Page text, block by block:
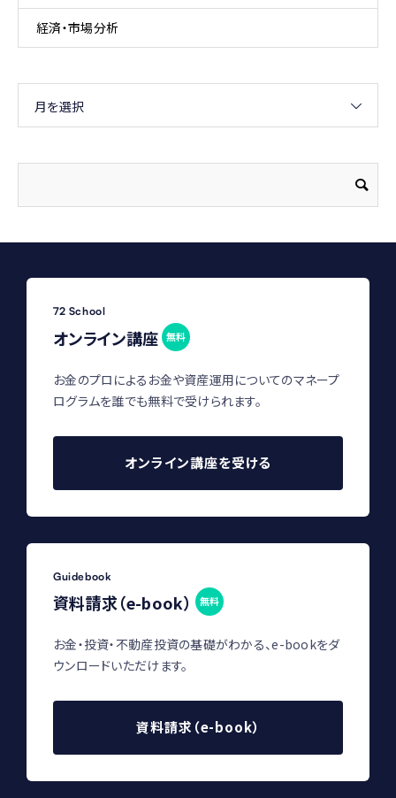
経済・市場分析
月を選択
72 School
オンライン講座 無料
お金のプロによるお金や資産運用についてのマネープ
ログラムを誰でも無料で受けられます。
オンライン講座を受ける
Guidebook
資料請求（e-book） 無料
お金・投資・不動産投資の基礎がわかる、e-bookをダ
ウンロードいただけます。
資料請求（e-book）